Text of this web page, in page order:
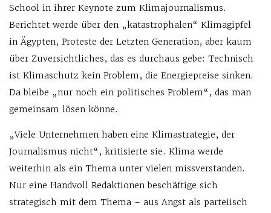
School in ihrer Keynote zum Klimajournalismus.
Berichtet werde über den „katastrophalen“ Klimagipfel
in Ägypten, Proteste der Letzten Generation, aber kaum
über Zuversichtliches, das es durchaus gebe: Technisch
ist Klimaschutz kein Problem, die Energiepreise sinken.
Da bleibe „nur noch ein politisches Problem“, das man
gemeinsam lösen könne.
„Viele Unternehmen haben eine Klimastrategie, der
Journalismus nicht“, kritisierte sie. Klima werde
weiterhin als ein Thema unter vielen missverstanden.
Nur eine Handvoll Redaktionen beschäftige sich
strategisch mit dem Thema – aus Angst als parteiisch